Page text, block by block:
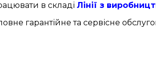
в складі Лінії з
гарантійне та сервісне